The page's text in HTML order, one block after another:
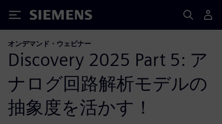
Siemens
オンデマンド・ウェビナー
Discovery 2025 Part 5: ア
ナログ回路解析モデルの
抽象度を活かす！